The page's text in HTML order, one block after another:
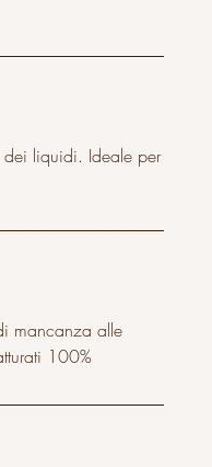
liquidi. Ideale per
mancanza alle
100%